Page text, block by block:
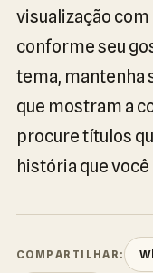
visualização
conforme seu
tema, mantenha
que mostram a
procure títulos
história que
COMPARTILHAR: